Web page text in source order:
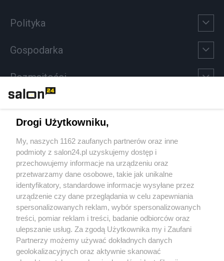
Polityka
Gospodarka
Rozmaitości
Sport
Społeczeństwo
Kultura
X Facebook Instagram Youtube
Drogi Użytkowniku,
My, naszych 1162 zaufanych partnerów oraz inne
podmioty z salon24.pl uzyskujemy dostęp i
przechowujemy informacje na urządzeniu oraz
przetwarzamy dane osobowe, takie jak unikalne
identyfikatory, standardowe informacje wysyłane przez
urządzenie czy dane przeglądania w celu zapewniania
spersonalizowanych reklam, wybór spersonalizowanych
treści, pomiar reklam i treści, badanie odbiorców oraz
ulepszanie usług. Za zgodą Użytkownika my i Zaufani
Partnerzy możemy używać dokładnych danych
geolokalizacyjnych oraz aktywnie skanować